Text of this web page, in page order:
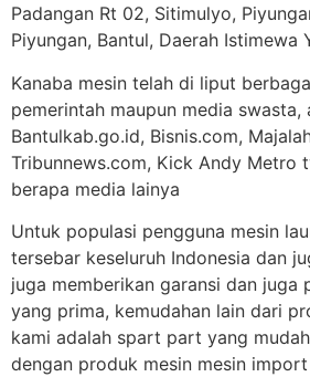
Padangan Rt 02, Sitimulyo,
Piyungan, Bantul, Daerah Istimewa
Kanaba mesin telah di liput
pemerintah maupun media swasta,
Bantulkab.go.id, Bisnis.com,
Tribunnews.com, Kick Andy Metro
berapa media lainya
Untuk populasi pengguna mesin
tersebar keseluruh Indonesia dan
juga memberikan garansi dan juga
yang prima, kemudahan lain dari
kami adalah spart part yang
dengan produk mesin mesin